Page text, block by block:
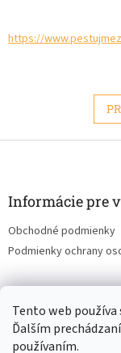
Tento web používa
Ďalším
používaním.
https://
Informácie pre
Obchodné podmienky
Podmienky ochrany